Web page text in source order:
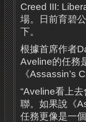
Creed III:
場。日前育碧
下。
根據首席作者
Aveline的任務
《Assassin’s
“Aveline看上
聯。如果說《
任務更像是一